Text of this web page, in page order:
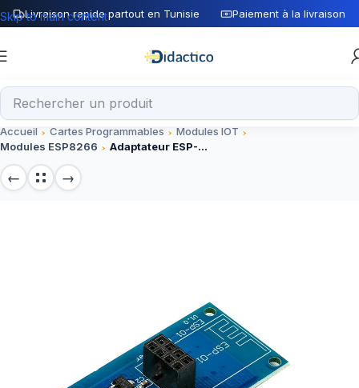
Livraison rapide partout en Tunisie Paiement à la livraison
Skip to main content
Accueil Cartes Programmables
Modules IOT
Modules ESP8266
Adaptateur ESP-01 3,3V 5V